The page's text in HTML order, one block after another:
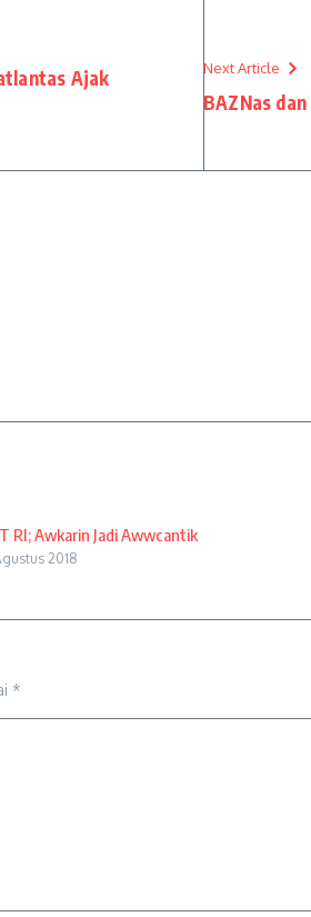
Ajak
Next Article
BAZNas
RI; Awkarin Jadi Awwcantik
2018
*